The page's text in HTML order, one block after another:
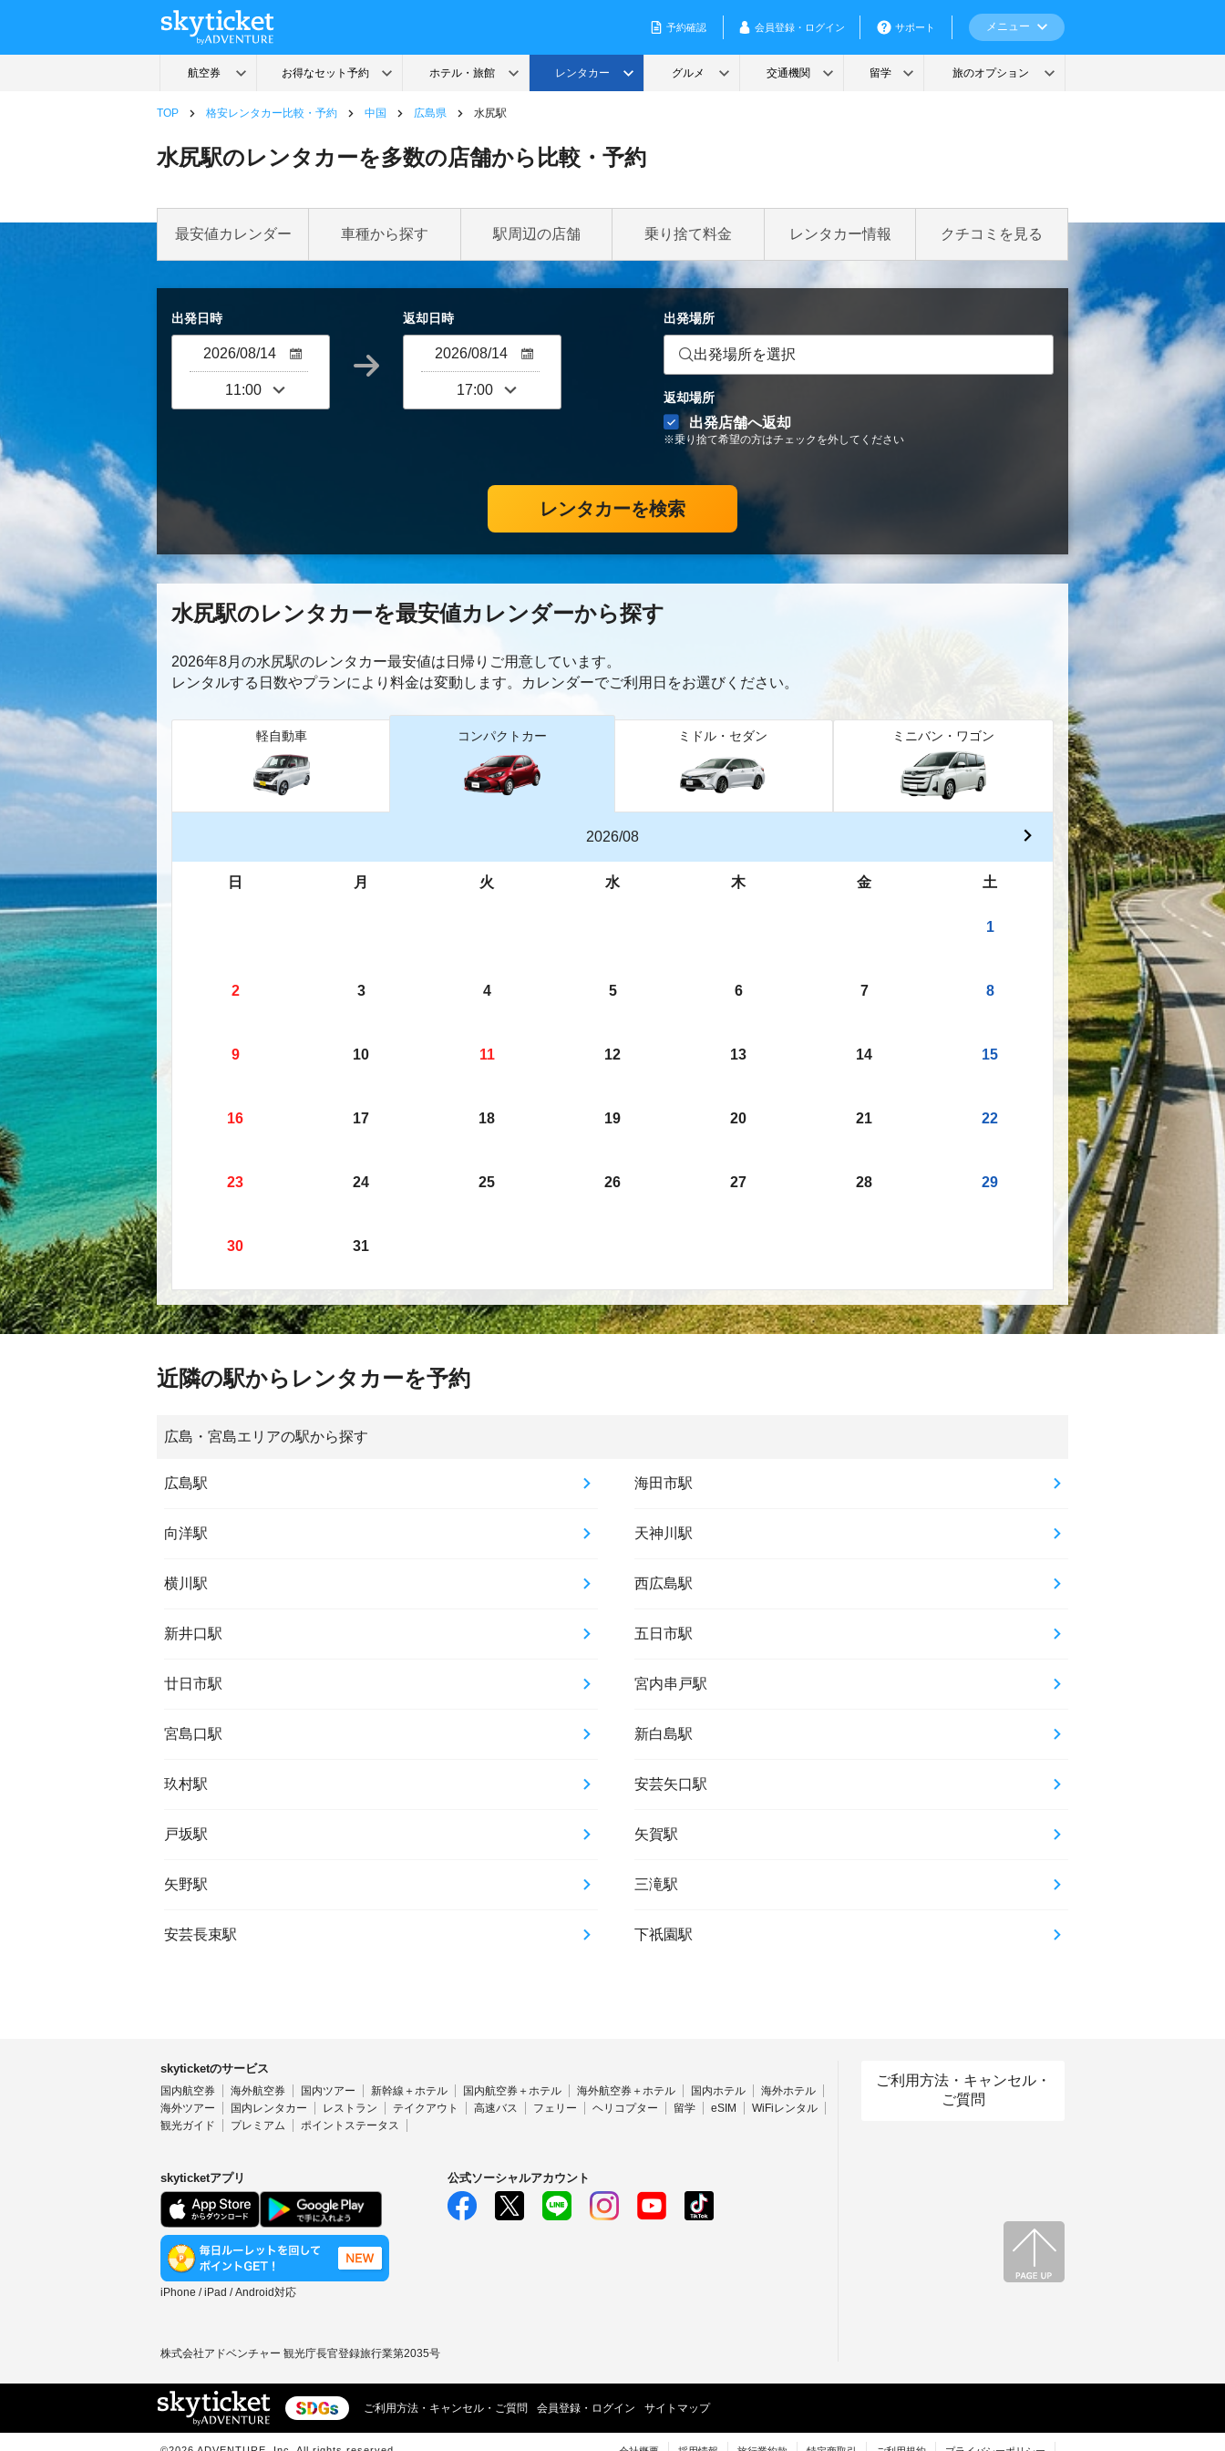
TOP 格安レンタカー比較・予約 中国 広島県 水尻駅
水尻駅のレンタカーを多数の店舗から比較・予約
最安値カレンダー 車種から探す 駅周辺の店舗 乗り捨て料金 レンタカー情報 クチコミを見る
出発日時 返却日時 出発場所
出発場所を選択
返却場所
出発店舗へ返却
※乗り捨て希望の方はチェックを外してください
レンタカーを検索
水尻駅のレンタカーを最安値カレンダーから探す
2026年8月の水尻駅のレンタカー最安値は日帰り ご用意しています。
レンタルする日数やプランにより料金は変動します。カレンダーでご利用日をお選びください。
軽自動車 コンパクトカー ミドル・セダン ミニバン・ワゴン
2026/08
日 月 火 水 木 金 土
1
2 3 4 5 6 7 8
9 10 11 12 13 14 15
16 17 18 19 20 21 22
23 24 25 26 27 28 29
30 31
近隣の駅からレンタカーを予約
広島・宮島エリアの駅から探す
広島駅 海田市駅
向洋駅 天神川駅
横川駅 西広島駅
新井口駅 五日市駅
廿日市駅 宮内串戸駅
宮島口駅 新白島駅
玖村駅 安芸矢口駅
戸坂駅 矢賀駅
矢野駅 三滝駅
安芸長束駅 下祇園駅